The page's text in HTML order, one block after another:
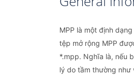
MPP là một định
tệp mở rộng MPP
*.mpp. Nghĩa là, nếu
lý do tầm thường như